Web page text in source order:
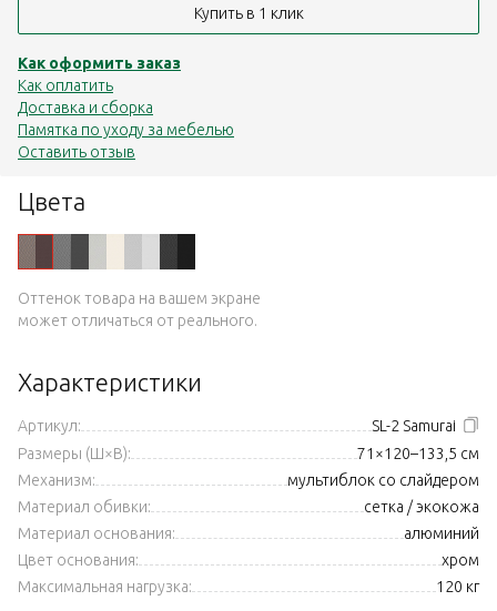
Цвета
Оттенок товара на вашем экране
может отличаться от реального.
Характеристики
Артикул:
SL-2 Samurai
Размеры (Ш×В):
71×120–133,5 см
Механизм:
мультиблок со слайдером
Материал обивки:
сетка / экокожа
Материал основания:
алюминий
Цвет основания:
хром
Максимальная нагрузка:
120 кг
Купить в 1 клик
Как оформить заказ
Как оплатить
Доставка и сборка
Памятка по уходу за мебелью
Оставить отзыв